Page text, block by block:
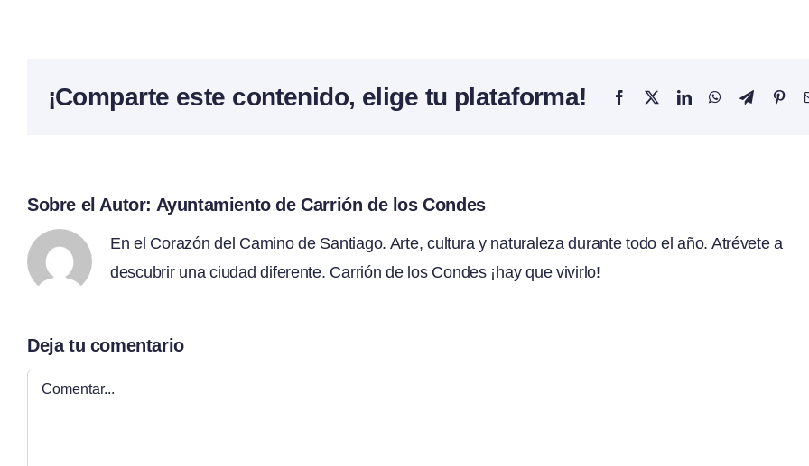
¡Comparte este contenido, elige tu plataforma! Facebook
X LinkedInWhatsApp
Telegram
Sobre el Autor: Ayuntamiento de Carrión de los Condes
En el Corazón del Camino de Santiago. Arte, cultura y naturaleza durante todo el año. Atrévete a
descubrir una ciudad diferente. Carrión de los Condes ¡hay que vivirlo!
Deja tu comentario
Comentar